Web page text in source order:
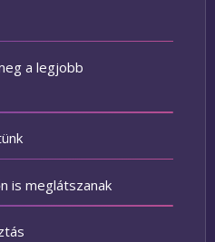
a legjobb
is meglátszanak